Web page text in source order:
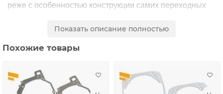
реже с особенностью конструкции самих переходных
Показать описание полностью
Похожие товары